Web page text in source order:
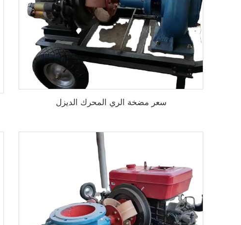
سعر مضخة الري المحرك الديزل